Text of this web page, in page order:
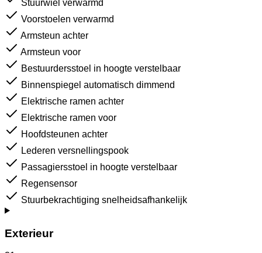
Stuurwiel verwarmd
Voorstoelen verwarmd
Armsteun achter
Armsteun voor
Bestuurdersstoel in hoogte verstelbaar
Binnenspiegel automatisch dimmend
Elektrische ramen achter
Elektrische ramen voor
Hoofdsteunen achter
Lederen versnellingspook
Passagiersstoel in hoogte verstelbaar
Regensensor
Stuurbekrachtiging snelheidsafhankelijk
Exterieur